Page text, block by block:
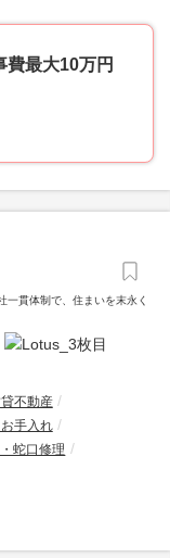
費最大10万円
一貫体制で、住まいを末永く
不動産
手入れ
蛇口修理